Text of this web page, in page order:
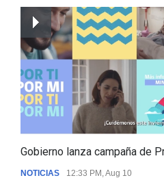
Gobierno lanza campaña de
NOTICIAS 12:33 PM, Aug 10